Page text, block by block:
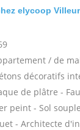
elycoop
/ de
décoratifs
de plâtre -
peint - Sol
- Architecte